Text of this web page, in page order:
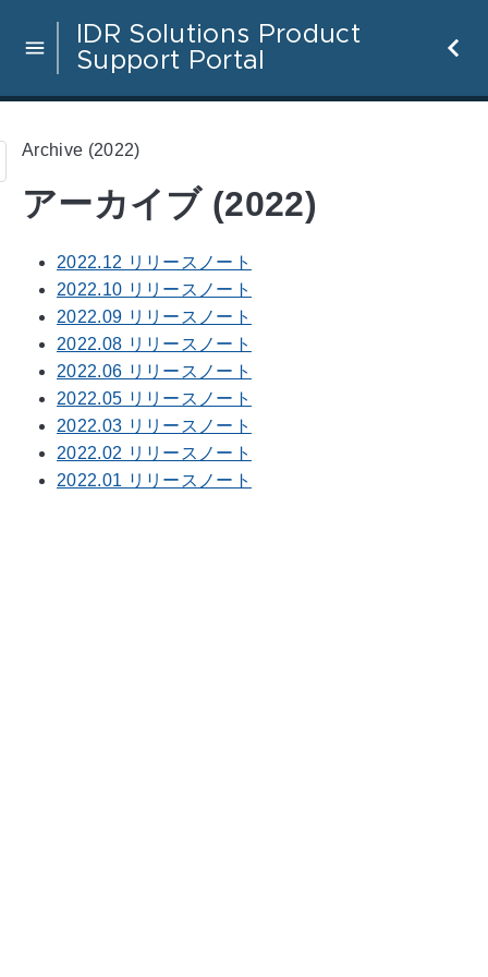
IDR Solutions Product
Support Portal
Archive (2022)
アーカイブ (2022)
2022.12 リリースノート
2022.10 リリースノート
2022.09 リリースノート
2022.08 リリースノート
2022.06 リリースノート
2022.05 リリースノート
2022.03 リリースノート
2022.02 リリースノート
2022.01 リリースノート